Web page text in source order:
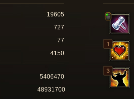
19605
727
77
4150
5406470
48931700